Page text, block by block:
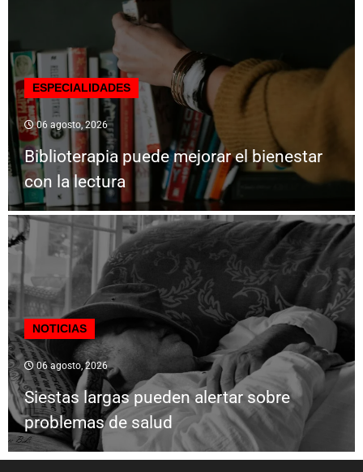
ESPECIALIDADES
06 agosto, 2026
Biblioterapia puede mejorar el bienestar
con la lectura
NOTICIAS
06 agosto, 2026
Siestas largas pueden alertar sobre
problemas de salud